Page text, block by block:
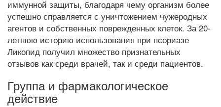
иммунной защиты, благодаря чему организм более
успешно справляется с уничтожением чужеродных
агентов и собственных поврежденных клеток. За 20-
летнюю историю использования при псориазе
Ликопид получил множество признательных
отзывов как среди врачей, так и среди пациентов.
Группа и фармакологическое
действие